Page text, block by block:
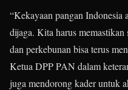
“Kekayaan pangan Indonesia
dijaga. Kita harus
dan perkebunan bisa terus
Ketua DPP PAN dalam
juga mendorong kader untuk